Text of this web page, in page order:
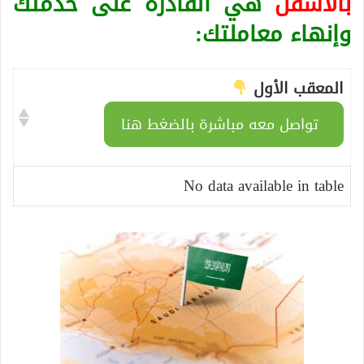
وإنهاء معاملتك:
المعقب الأول
تواصل معه مباشرة بالضغط هنا
No data available in table